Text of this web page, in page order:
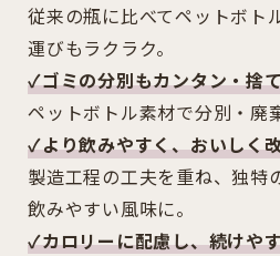
従来の瓶に比べてペットボト
運びもラクラク。
✓ゴミの分別もカンタン・捨
ペットボトル素材で分別・廃
✓より飲みやすく、おいしく
製造工程の工夫を重ね、独特
飲みやすい風味に。
✓カロリーに配慮し、続けや